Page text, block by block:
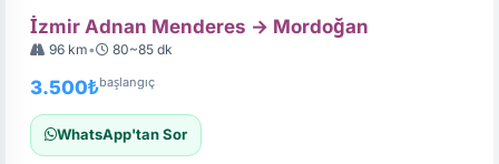
İzmir Adnan Menderes → Mordoğan
96 km• 80~85 dk
3.500₺başlangıç
WhatsApp'tan Sor